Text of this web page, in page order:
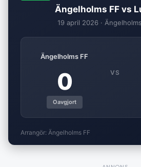
Ängelholms FF vs
19 april 2026 ·
Ängelholms FF
0
Oavgjort
VS
Arrangör: Ängelholms FF